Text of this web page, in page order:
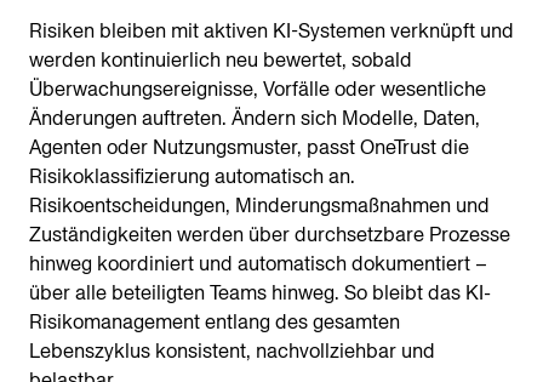
Risiken bleiben mit aktiven KI-Systemen verknüpft und
werden kontinuierlich neu bewertet, sobald
Überwachungsereignisse, Vorfälle oder wesentliche
Änderungen auftreten. Ändern sich Modelle, Daten,
Agenten oder Nutzungsmuster, passt OneTrust die
Risikoklassifizierung automatisch an.
Risikoentscheidungen, Minderungsmaßnahmen und
Zuständigkeiten werden über durchsetzbare Prozesse
hinweg koordiniert und automatisch dokumentiert –
über alle beteiligten Teams hinweg. So bleibt das KI-
Risikomanagement entlang des gesamten
Lebenszyklus konsistent, nachvollziehbar und